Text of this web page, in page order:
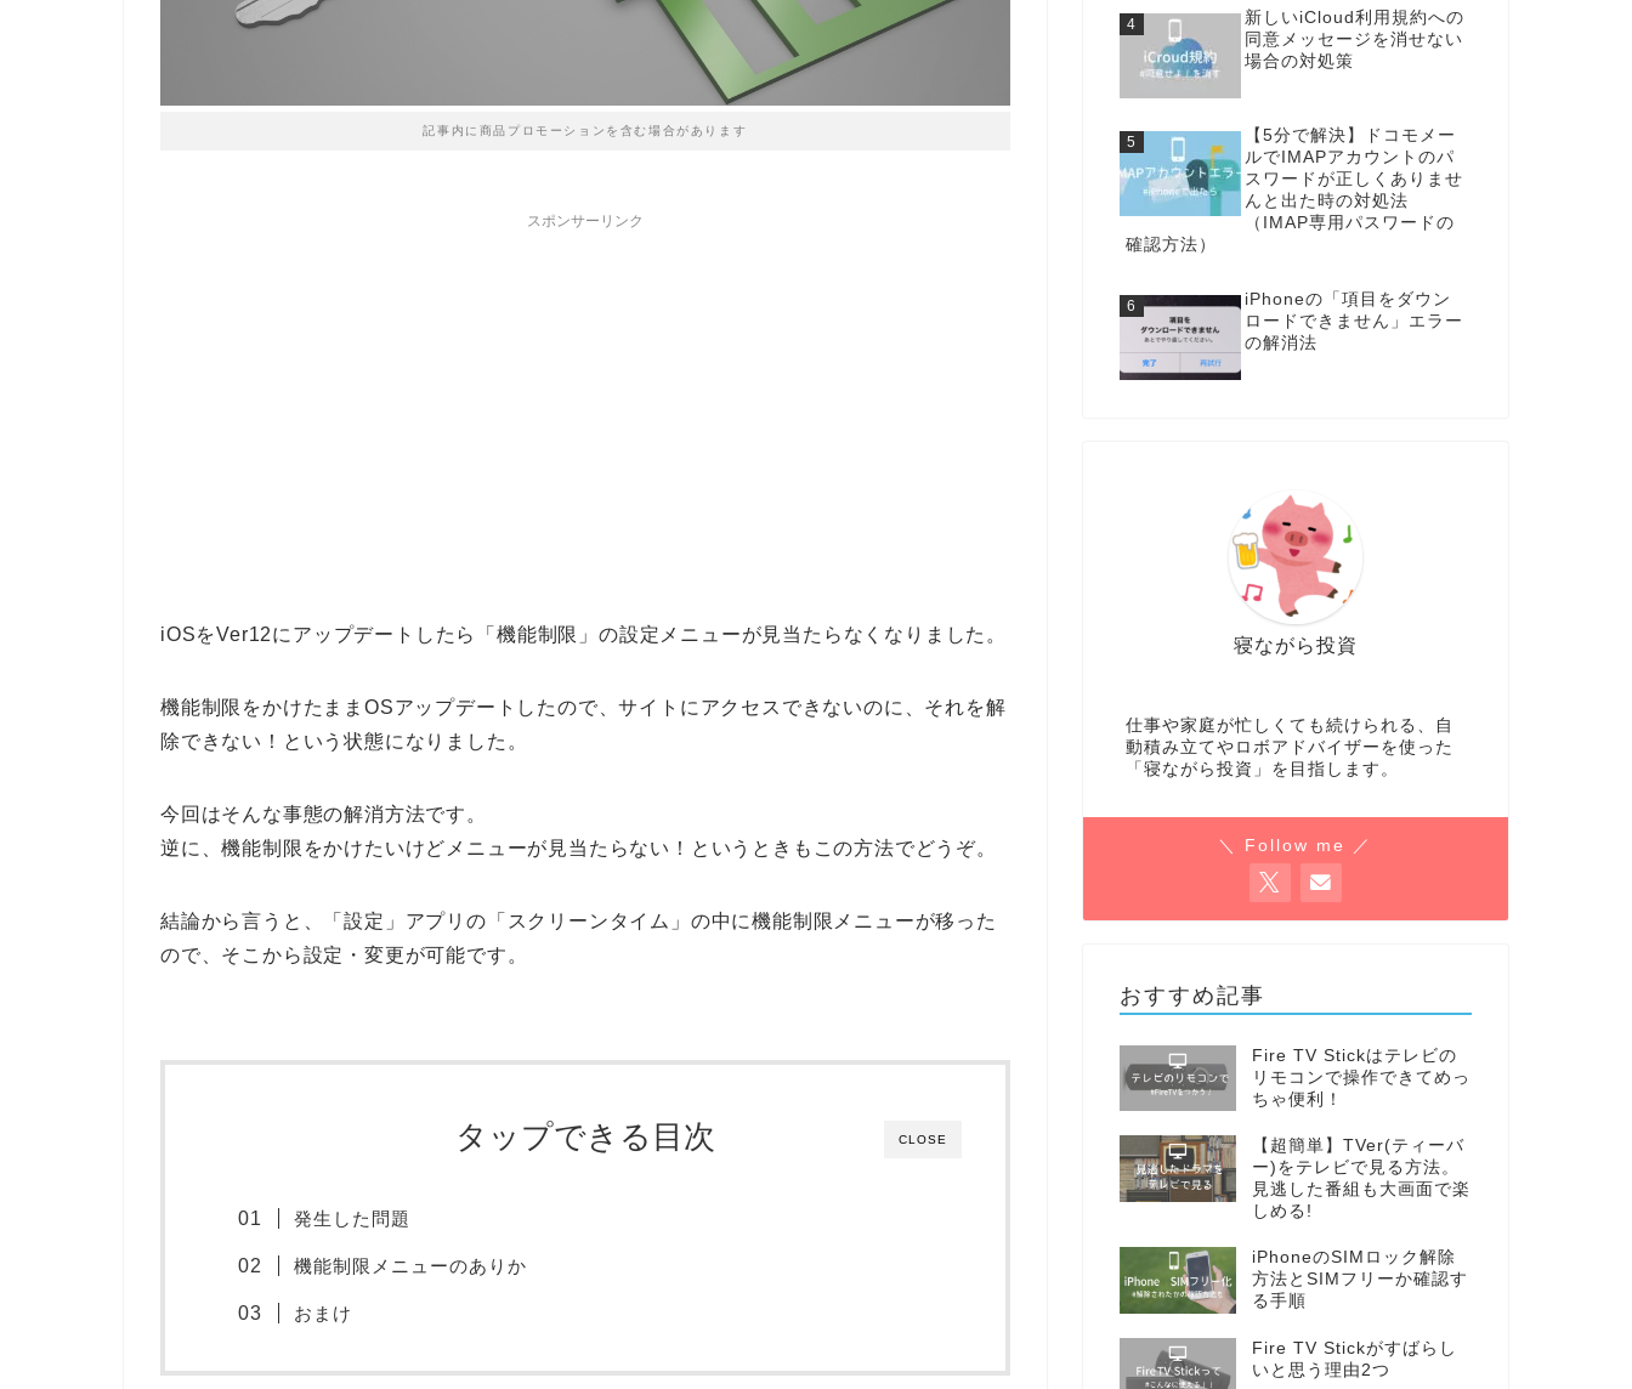
記事内に商品プロモーションを含む場合があります
スポンサーリンク
iOSをVer12にアップデートしたら「機能制限」の設定メニューが見当たらなくなりました。
機能制限をかけたままOSアップデートしたので、サイトにアクセスできないのに、それを解
除できない！という状態になりました。
今回はそんな事態の解消方法です。
逆に、機能制限をかけたいけどメニューが見当たらない！というときもこの方法でどうぞ。
結論から言うと、「設定」アプリの「スクリーンタイム」の中に機能制限メニューが移った
ので、そこから設定・変更が可能です。
CLOSE
タップできる目次
発生した問題
機能制限メニューのありか
おまけ
新しいiCloud利用規約への
同意メッセージを消せない
場合の対処策
【5分で解決】ドコモメー
ルでIMAPアカウントのパ
スワードが正しくありませ
んと出た時の対処法
（IMAP専用パスワードの
確認方法）
iPhoneの「項目をダウン
ロードできません」エラー
の解消法
寝ながら投資
仕事や家庭が忙しくても続けられる、自
動積み立てやロボアドバイザーを使った
「寝ながら投資」を目指します。
＼ Follow me ／
おすすめ記事
Fire TV Stickはテレビの
リモコンで操作できてめっ
ちゃ便利！
【超簡単】TVer(ティーバ
ー)をテレビで見る方法。
見逃した番組も大画面で楽
しめる!
iPhoneのSIMロック解除
方法とSIMフリーか確認す
る手順
Fire TV Stickがすばらし
いと思う理由2つ